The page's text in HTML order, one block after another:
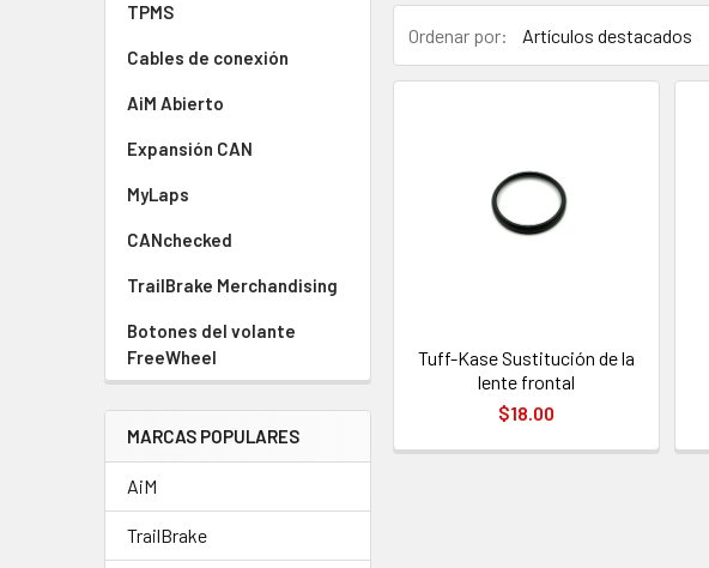
TPMS
Cables de conexión
AiM Abierto
Expansión CAN
MyLaps
CANchecked
TrailBrake Merchandising
Botones del volante
FreeWheel
MARCAS POPULARES
AiM
TrailBrake
Ordenar por:
Tuff-Kase Sustitución de la
lente frontal
$18.00